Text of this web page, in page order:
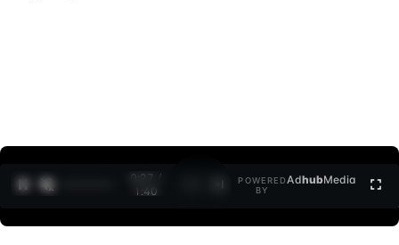
0:27 /
1:40
POWERED
BY
AdhubMedia